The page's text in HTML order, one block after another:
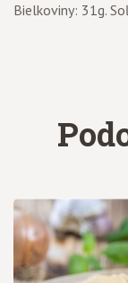
Bielkoviny: 31g.